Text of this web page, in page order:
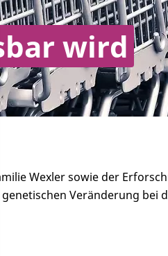
wird
Wexler sowie der
genetischen Veränderung bei